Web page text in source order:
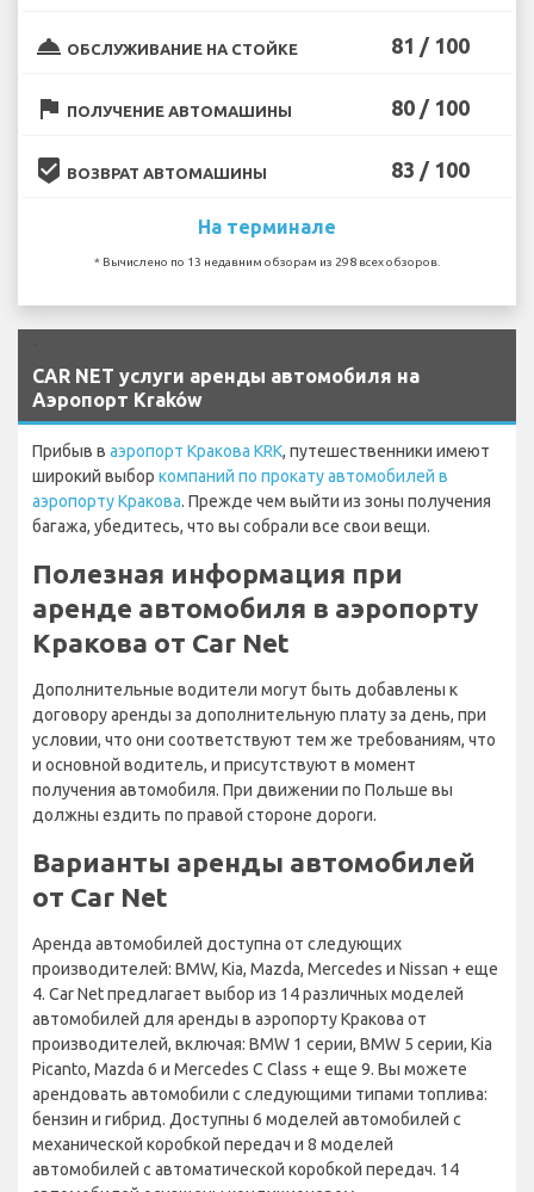
room_service ОБСЛУЖИВАНИЕ НА СТОЙКЕ 81 / 100
flag ПОЛУЧЕНИЕ АВТОМАШИНЫ 80 / 100
beenhere ВОЗВРАТ АВТОМАШИНЫ 83 / 100
На терминале
* Вычислено по 13 недавним обзорам из 298 всех обзоров.
CAR NET услуги аренды автомобиля на
Аэропорт Kraków
Прибыв в аэропорт Кракова KRK, путешественники имеют
широкий выбор компаний по прокату автомобилей в
аэропорту Кракова. Прежде чем выйти из зоны получения
багажа, убедитесь, что вы собрали все свои вещи.
Полезная информация при
аренде автомобиля в аэропорту
Кракова от Car Net
Дополнительные водители могут быть добавлены к
договору аренды за дополнительную плату за день, при
условии, что они соответствуют тем же требованиям, что
и основной водитель, и присутствуют в момент
получения автомобиля. При движении по Польше вы
должны ездить по правой стороне дороги.
Варианты аренды автомобилей
от Car Net
Аренда автомобилей доступна от следующих
производителей: BMW, Kia, Mazda, Mercedes и Nissan + еще
4. Car Net предлагает выбор из 14 различных моделей
автомобилей для аренды в аэропорту Кракова от
производителей, включая: BMW 1 серии, BMW 5 серии, Kia
Picanto, Mazda 6 и Mercedes C Class + еще 9. Вы можете
арендовать автомобили с следующими типами топлива:
бензин и гибрид. Доступны 6 моделей автомобилей с
механической коробкой передач и 8 моделей
автомобилей с автоматической коробкой передач. 14